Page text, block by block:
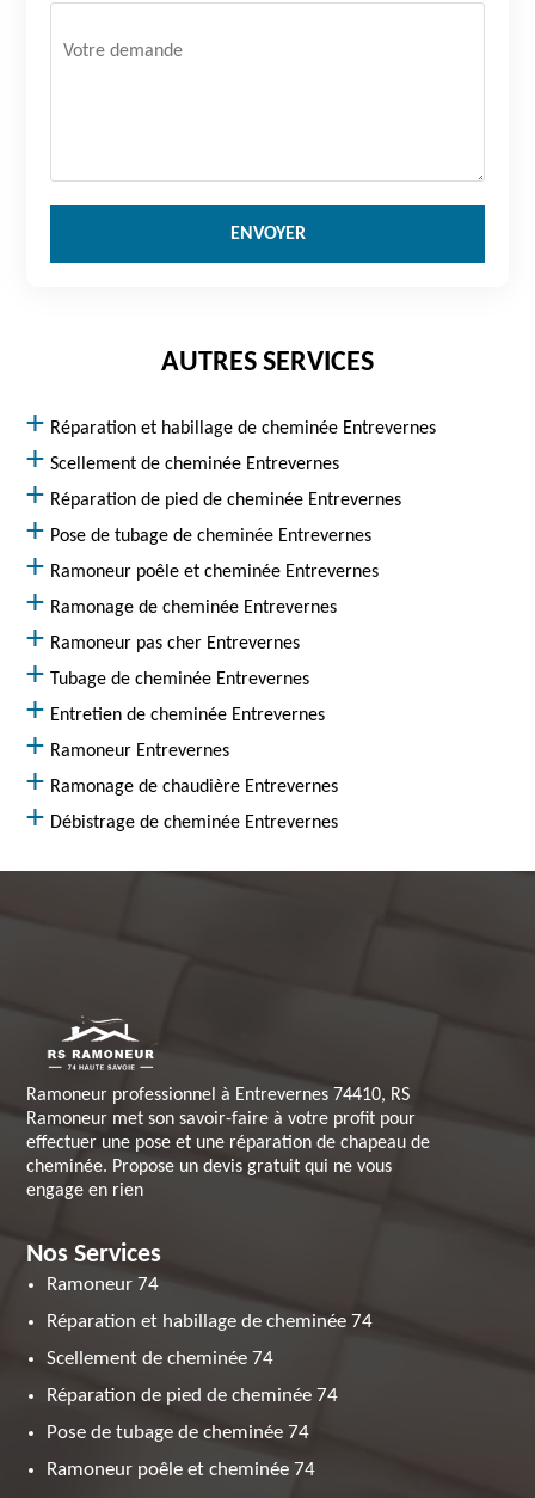
AUTRES SERVICES
Réparation et habillage de cheminée Entrevernes
Scellement de cheminée Entrevernes
Réparation de pied de cheminée Entrevernes
Pose de tubage de cheminée Entrevernes
Ramoneur poêle et cheminée Entrevernes
Ramonage de cheminée Entrevernes
Ramoneur pas cher Entrevernes
Tubage de cheminée Entrevernes
Entretien de cheminée Entrevernes
Ramoneur Entrevernes
Ramonage de chaudière Entrevernes
Débistrage de cheminée Entrevernes
Ramoneur professionnel à Entrevernes 74410, RS
Ramoneur met son savoir-faire à votre profit pour
effectuer une pose et une réparation de chapeau de
cheminée. Propose un devis gratuit qui ne vous
engage en rien
Nos Services
Ramoneur 74
Réparation et habillage de cheminée 74
Scellement de cheminée 74
Réparation de pied de cheminée 74
Pose de tubage de cheminée 74
Ramoneur poêle et cheminée 74